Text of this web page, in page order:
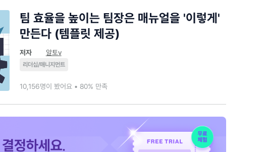
팀 효율을 높이는 팀장은 매뉴얼을 '이렇게'
만든다 (템플릿 제공)
저자 알토v
리더십/매니지먼트
10,156명이 봤어요 • 80% 만족